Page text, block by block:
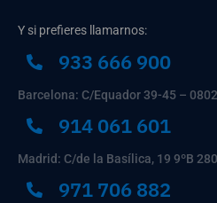
Y si prefieres llamarnos:
933 666 900
Barcelona: C/Equador 39-45 –
914 061 601
Madrid: C/de la Basílica, 19 9ºB
971 706 882